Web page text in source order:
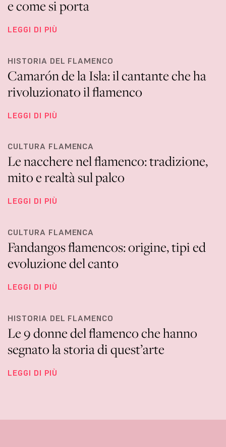
e come si porta
LEGGI DI PIÙ
HISTORIA DEL FLAMENCO
Camarón de la Isla: il cantante che ha
rivoluzionato il flamenco
LEGGI DI PIÙ
CULTURA FLAMENCA
Le nacchere nel flamenco: tradizione,
mito e realtà sul palco
LEGGI DI PIÙ
CULTURA FLAMENCA
Fandangos flamencos: origine, tipi ed
evoluzione del canto
LEGGI DI PIÙ
HISTORIA DEL FLAMENCO
Le 9 donne del flamenco che hanno
segnato la storia di quest’arte
LEGGI DI PIÙ